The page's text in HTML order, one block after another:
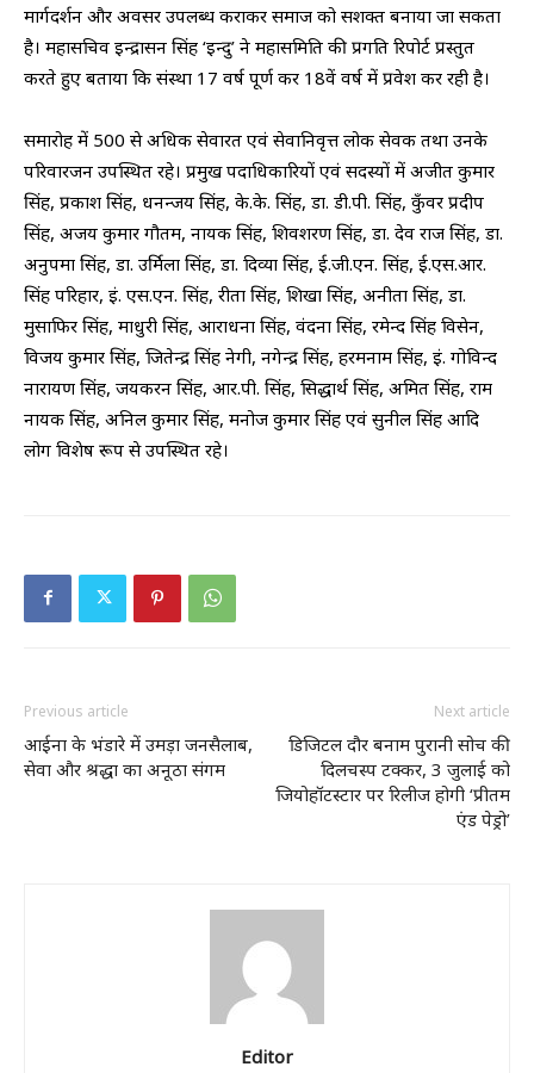
मार्गदर्शन और अवसर उपलब्ध कराकर समाज को सशक्त बनाया जा सकता
है। महासचिव इन्द्रासन सिंह ‘इन्दु’ ने महासमिति की प्रगति रिपोर्ट प्रस्तुत
करते हुए बताया कि संस्था 17 वर्ष पूर्ण कर 18वें वर्ष में प्रवेश कर रही है।
समारोह में 500 से अधिक सेवारत एवं सेवानिवृत्त लोक सेवक तथा उनके
परिवारजन उपस्थित रहे। प्रमुख पदाधिकारियों एवं सदस्यों में अजीत कुमार
सिंह, प्रकाश सिंह, धनन्जय सिंह, के.के. सिंह, डा. डी.पी. सिंह, कुँवर प्रदीप
सिंह, अजय कुमार गौतम, नायक सिंह, शिवशरण सिंह, डा. देव राज सिंह, डा.
अनुपमा सिंह, डा. उर्मिला सिंह, डा. दिव्या सिंह, ई.जी.एन. सिंह, ई.एस.आर.
सिंह परिहार, इं. एस.एन. सिंह, रीता सिंह, शिखा सिंह, अनीता सिंह, डा.
मुसाफिर सिंह, माधुरी सिंह, आराधना सिंह, वंदना सिंह, रमेन्द सिंह विसेन,
विजय कुमार सिंह, जितेन्द्र सिंह नेगी, नगेन्द्र सिंह, हरमनाम सिंह, इं. गोविन्द
नारायण सिंह, जयकरन सिंह, आर.पी. सिंह, सिद्धार्थ सिंह, अमित सिंह, राम
नायक सिंह, अनिल कुमार सिंह, मनोज कुमार सिंह एवं सुनील सिंह आदि
लोग विशेष रूप से उपस्थित रहे।
Previous article
आईना के भंडारे में उमड़ा जनसैलाब,
सेवा और श्रद्धा का अनूठा संगम
Next article
डिजिटल दौर बनाम पुरानी सोच की
दिलचस्प टक्कर, 3 जुलाई को
जियोहॉटस्टार पर रिलीज होगी ‘प्रीतम
एंड पेड्रो’
Editor